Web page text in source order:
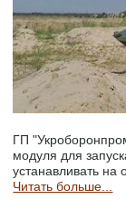
ГП
модуля для
устанавливать на
Читать больше...